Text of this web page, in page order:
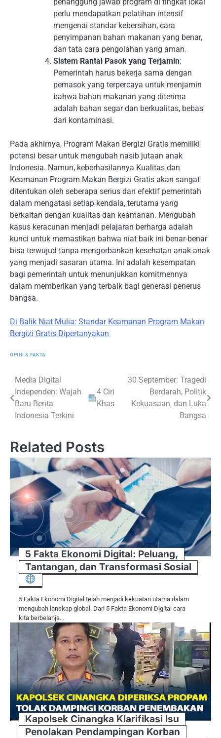
perlu mendapatkan pelatihan intensif
mengenai standar kebersihan, cara
penyimpanan bahan makanan yang benar,
dan tata cara pengolahan yang aman.
Sistem Rantai Pasok yang Terjamin:
Pemerintah harus bekerja sama dengan
pemasok yang terpercaya untuk menjamin
bahwa bahan makanan yang diterima
adalah bahan segar dan berkualitas, bebas
dari kontaminasi.
Pada akhirnya, Program Makan Bergizi Gratis memiliki
potensi besar untuk mengubah nasib jutaan anak
Indonesia. Namun, keberhasilannya Kualitas dan
Keamanan Program Makan Bergizi Gratis akan sangat
ditentukan oleh seberapa serius dan efektif pemerintah
dalam mengatasi setiap kendala, terutama yang
berkaitan dengan kualitas dan keamanan. Mengubah
kasus keracunan menjadi pelajaran berharga adalah
kunci untuk memastikan bahwa niat baik ini benar-benar
bisa terwujud tanpa mengorbankan kesehatan anak-anak
yang menjadi sasaran utama. Ini adalah kesempatan
bagi pemerintah untuk menunjukkan komitmennya
dalam memberikan yang terbaik bagi generasi penerus
bangsa.
Di Balik Niat Mulia: Standar Keamanan Program Makan
Bergizi Gratis Dipertanyakan
OPINI & FAKTA
Navigasi
pos
Media Digital
Independen: Wajah
Baru Berita
Indonesia Terkini
4 Ciri
Khas
30 September: Tragedi
Berdarah, Politik
Kekuasaan, dan Luka
Bangsa
Related Posts
5 Fakta Ekonomi Digital: Peluang,
Tantangan, dan Transformasi Sosial
5 Fakta Ekonomi Digital telah menjadi kekuatan utama dalam
mengubah lanskap global. Dari 5 Fakta Ekonomi Digital cara
kita berbelanja…
Kapolsek Cinangka Klarifikasi Isu
Penolakan Pendampingan Korban